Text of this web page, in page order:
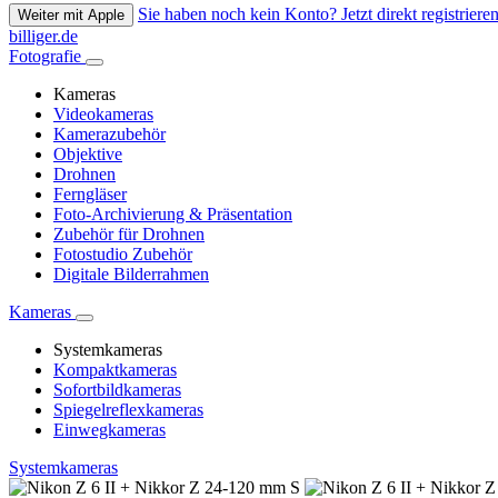
Weiter mit Apple
Sie haben noch kein Konto? Jetzt direkt
billiger.de
Fotografie
Kameras
Videokameras
Kamerazubehör
Objektive
Drohnen
Ferngläser
Foto-Archivierung & Präsentation
Zubehör für Drohnen
Fotostudio Zubehör
Digitale Bilderrahmen
Kameras
Systemkameras
Kompaktkameras
Sofortbildkameras
Spiegelreflexkameras
Einwegkameras
Systemkameras